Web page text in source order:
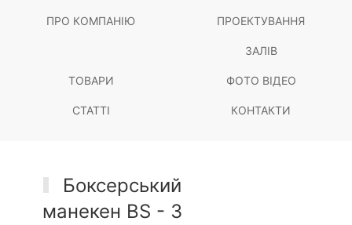
ПРО КОМПАНІЮ ПРОЕКТУВАННЯ
ЗАЛІВ
ТОВАРИ ФОТО ВІДЕО
СТАТТІ КОНТАКТИ
Боксерський
манекен BS - З